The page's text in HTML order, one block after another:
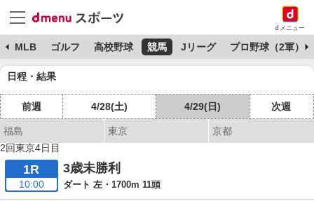
dメニュー
MLB ゴルフ 高校野球 競馬 Jリーグ プロ野球（2軍）
日程・結果
前週 4/28(土) 4/29(日) 次週
福島 東京
京都
2回東京4日目
1R
10:00
3歳未勝利
ダート 左・1700m 11頭